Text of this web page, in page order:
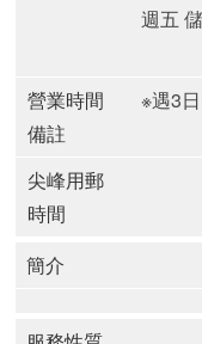
週五
營業時間
備註
※遇3
尖峰用郵
時間
簡介